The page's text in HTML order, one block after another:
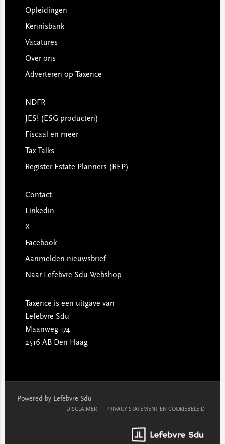
Opleidingen
Kennisbank
Vacatures
Over ons
Adverteren op Taxence
NDFR
JES! (ESG producten)
Fiscaal en meer
Tax Talks
Register Estate Planners (REP)
Contact
Linkedin
X
Facebook
Aanmelden nieuwsbrief
Naar Lefebvre Sdu Webshop
Taxence is een uitgave van
Lefebvre Sdu
Maanweg 174
2516 AB Den Haag
Powered by Lefebvre Sdu
DISCLAIMER PRIVACY STATEMENT EN COOKIEBELEID